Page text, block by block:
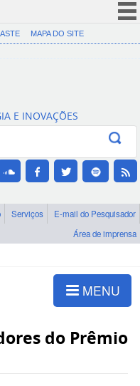
CORONAVÍRUS (COVID-19)
Canais
MAPA DO SITE
E INOVAÇÕES
Serviços
E-mail do Pesquisador
Área de imprensa
MENU
do Prêmio